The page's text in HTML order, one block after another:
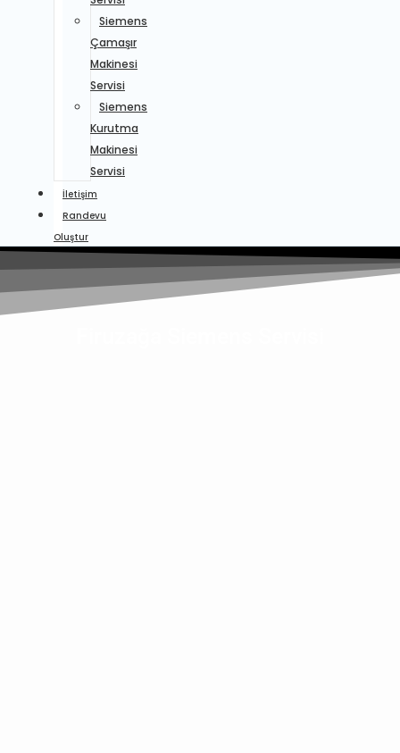
Siemens
Çamaşır
Makinesi
Servisi
Siemens
Kurutma
Makinesi
Servisi
İletişim
Randevu
Oluştur